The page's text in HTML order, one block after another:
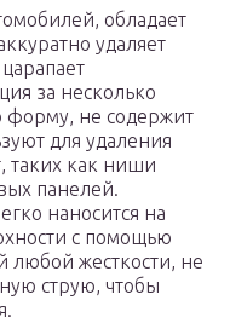
обладает
удаляет
за несколько
форму, не содержит
для удаления
таких как ниши
панелей.
наносится на
с помощью
любой жесткости, не
струю, чтобы